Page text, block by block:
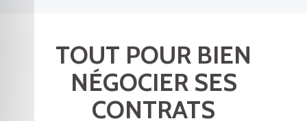
TOUT POUR BIEN
NÉGOCIER SES
CONTRATS